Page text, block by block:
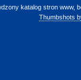
katalog stron www,
Thumbshots